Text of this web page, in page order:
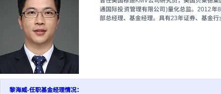
通国际投资管理有限公司)量化总监。2012
部总经理、基金经理。具有23年证券、基金行
黎海威-任职基金经理情况：